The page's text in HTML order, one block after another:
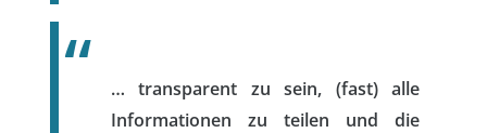
… transparent zu sein, (fast) alle
Informationen zu teilen und die